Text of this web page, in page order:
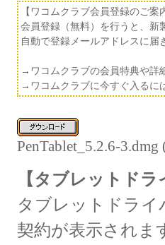
【ワコムクラブ会員登録のご案
会員登録（無料）を行うと、新
自動で登録メールアドレスに届
→ワコムクラブの会員特典や詳
→ワコムクラブに今すぐ入るに
PenTablet_5.2.6-
【タブレットドラ
タブレットドラ
契約が表示されま